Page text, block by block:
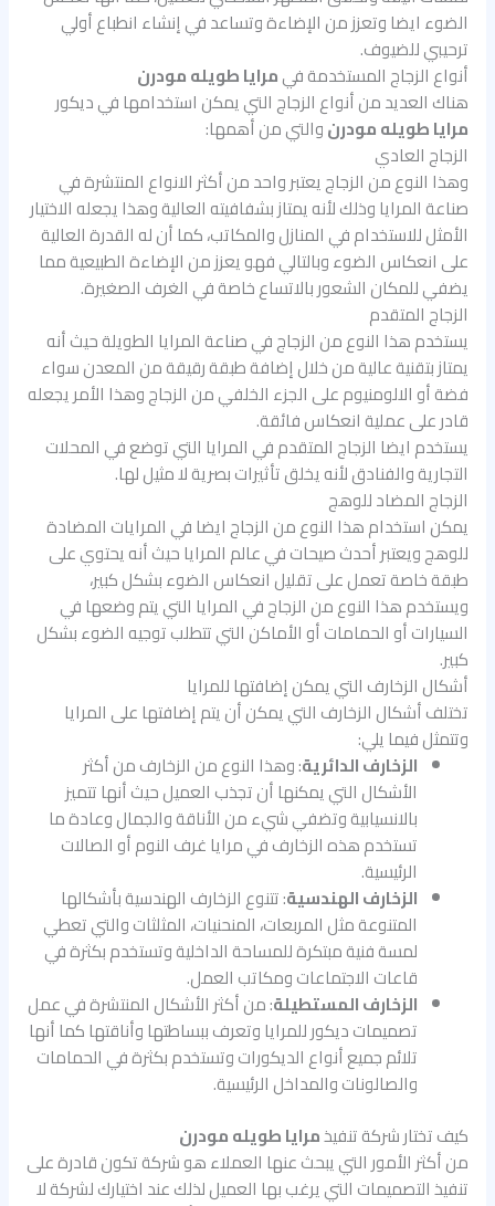
الضوء ايضا وتعزز من الإضاءة وتساعد في إنشاء انطباع أولي
ترحيبي للضيوف.
أنواع الزجاج المستخدمة فيمرايا طويله مودرن
هناك العديد من أنواع الزجاج التي يمكن استخدامها في ديكور
مرايا طويله مودرنوالتي من أهمها:
الزجاج العادي
وهذا النوع من الزجاج يعتبر واحد من أكثر الانواع المنتشرة في
صناعة المرايا وذلك لأنه يمتاز بشفافيته العالية وهذا يجعله الاختيار
الأمثل للاستخدام في المنازل والمكاتب، كما أن له القدرة العالية
على انعكاس الضوء وبالتالي فهو يعزز من الإضاءة الطبيعية مما
يضفي للمكان الشعور بالاتساع خاصة في الغرف الصغيرة.
الزجاج المتقدم
يستخدم هذا النوع من الزجاج في صناعة المرايا الطويلة حيث أنه
يمتاز بتقنية عالية من خلال إضافة طبقة رقيقة من المعدن سواء
فضة أو الالومنيوم على الجزء الخلفي من الزجاج وهذا الأمر يجعله
قادر على عملية انعكاس فائقة.
يستخدم ايضا الزجاج المتقدم في المرايا التي توضع في المحلات
التجارية والفنادق لأنه يخلق تأثيرات بصرية لا مثيل لها.
الزجاج المضاد للوهج
يمكن استخدام هذا النوع من الزجاج ايضا في المرايات المضادة
للوهج ويعتبر أحدث صيحات في عالم المرايا حيث أنه يحتوي على
طبقة خاصة تعمل على تقليل انعكاس الضوء بشكل كبير،
ويستخدم هذا النوع من الزجاج في المرايا التي يتم وضعها في
السيارات أو الحمامات أو الأماكن التي تتطلب توجيه الضوء بشكل
كبير.
أشكال الزخارف التي يمكن إضافتها للمرايا
تختلف أشكال الزخارف التي يمكن أن يتم إضافتها على المرايا
وتتمثل فيما يلي:
الزخارف الدائرية: وهذا النوع من الزخارف من أكثر
الأشكال التي يمكنها أن تجذب العميل حيث أنها تتميز
بالانسيابية وتضفي شيء من الأناقة والجمال وعادة ما
تستخدم هذه الزخارف في مرايا غرف النوم أو الصالات
الرئيسية.
الزخارف الهندسية: تتنوع الزخارف الهندسية بأشكالها
المتنوعة مثل المربعات، المنحنيات، المثلثات والتي تعطي
لمسة فنية مبتكرة للمساحة الداخلية وتستخدم بكثرة في
قاعات الاجتماعات ومكاتب العمل.
الزخارف المستطيلة: من أكثر الأشكال المنتشرة في عمل
تصميمات ديكور للمرايا وتعرف ببساطتها وأناقتها كما أنها
تلائم جميع أنواع الديكورات وتستخدم بكثرة في الحمامات
والصالونات والمداخل الرئيسية.
كيف تختار شركة تنفيذمرايا طويله مودرن
من أكثر الأمور التي يبحث عنها العملاء هو شركة تكون قادرة على
تنفيذ التصميمات التي يرغب بها العميل لذلك عند اختيارك لشركة لا